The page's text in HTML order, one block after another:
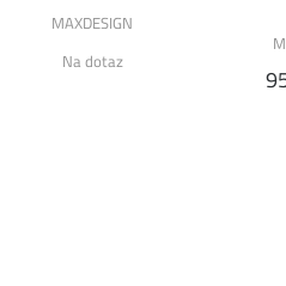
MAXDESIGN
Na dotaz